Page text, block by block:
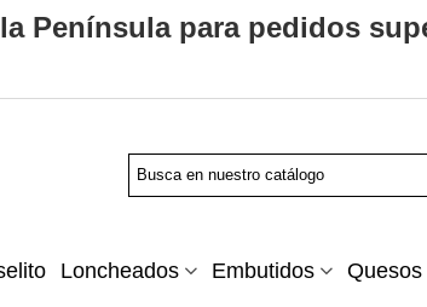
Península para pedidos
Loncheados Embutidos Quesos